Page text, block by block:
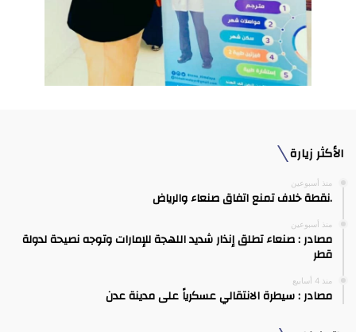
الأكثر زيارة
منذ أسبوعين
.نقطة خلاف تمنع اتفاق صنعاء والرياض
منذ أسبوعين
مصادر : صنعاء تطلق إنذار شديد اللهجة للإمارات وتوجه نصيحة لدولة
قطر
منذ 4 أسابيع
مصادر : سيطرة الانتقالي عسكرياً على مدينة عدن